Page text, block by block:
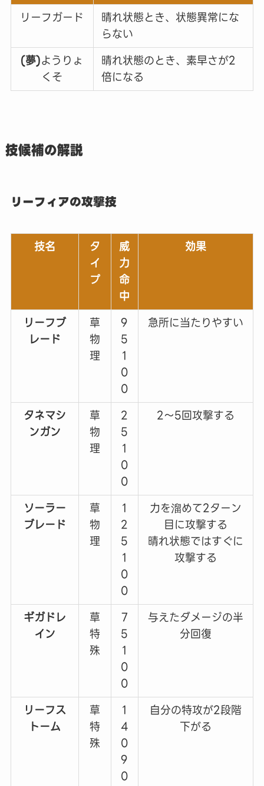
リーフガード
晴れ状態とき、状態異常にな
らない
(夢)ようりょ
くそ
晴れ状態のとき、素早さが2
倍になる
技候補の解説
リーフィアの攻撃技
技名
タ
イ
プ
威
力
命
中
効果
リーフブ
レード
草
物
理
9
5
1
0
0
急所に当たりやすい
タネマシ
ンガン
草
物
理
2
5
1
0
0
2～5回攻撃する
ソーラー
ブレード
草
物
理
1
2
5
1
0
0
力を溜めて2ターン
目に攻撃する
晴れ状態ではすぐに
攻撃する
ギガドレ
イン
草
特
殊
7
5
1
0
0
与えたダメージの半
分回復
リーフス
トーム
草
特
殊
1
4
0
9
0
自分の特攻が2段階
下がる